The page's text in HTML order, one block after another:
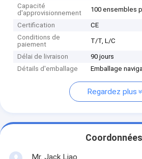
Capacité
d'approvisionnement
100 ensembles
Certification
CE
Conditions de
paiement
T/T, L/C
Délai de livraison
90 jours
Détails d'emballage
Emballage
Regardez plus
Coordonnées
Mr. Jack Liao